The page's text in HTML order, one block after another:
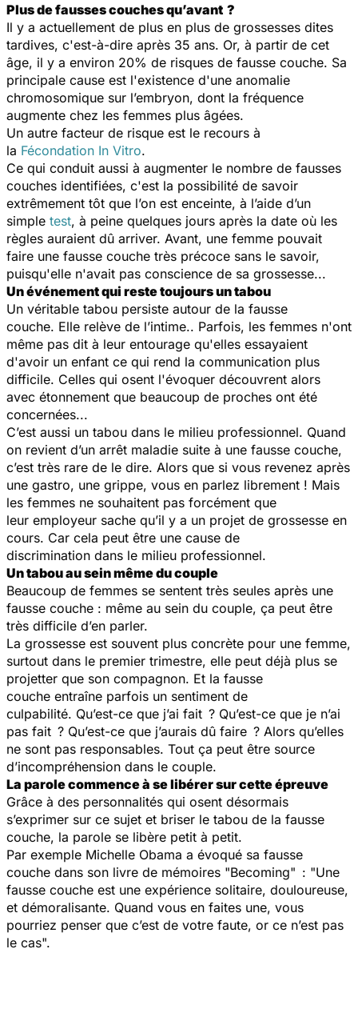
Plus de fausses couches qu’avant ?
Il y a actuellement de plus en plus de grossesses dites
tardives, c'est-à-dire après 35 ans. Or, à partir de cet
âge, il y a environ 20% de risques de fausse couche. Sa
principale cause est l'existence d'une anomalie
chromosomique sur l’embryon, dont la fréquence
augmente chez les femmes plus âgées.
Un autre facteur de risque est le recours à
la Fécondation In Vitro.
Ce qui conduit aussi à augmenter le nombre de fausses
couches identifiées, c'est la possibilité de savoir
extrêmement tôt que l’on est enceinte, à l’aide d’un
simple test, à peine quelques jours après la date où les
règles auraient dû arriver. Avant, une femme pouvait
faire une fausse couche très précoce sans le savoir,
puisqu'elle n'avait pas conscience de sa grossesse...
Un événement qui reste toujours un tabou
Un véritable tabou persiste autour de la fausse
couche. Elle relève de l’intime.. Parfois, les femmes n'ont
même pas dit à leur entourage qu'elles essayaient
d'avoir un enfant ce qui rend la communication plus
difficile. Celles qui osent l'évoquer découvrent alors
avec étonnement que beaucoup de proches ont été
concernées...
C’est aussi un tabou dans le milieu professionnel. Quand
on revient d’un arrêt maladie suite à une fausse couche,
c’est très rare de le dire. Alors que si vous revenez après
une gastro, une grippe, vous en parlez librement ! Mais
les femmes ne souhaitent pas forcément que
leur employeur sache qu’il y a un projet de grossesse en
cours. Car cela peut être une cause de
discrimination dans le milieu professionnel.
Un tabou au sein même du couple
Beaucoup de femmes se sentent très seules après une
fausse couche : même au sein du couple, ça peut être
très difficile d’en parler.
La grossesse est souvent plus concrète pour une femme,
surtout dans le premier trimestre, elle peut déjà plus se
projetter que son compagnon. Et la fausse
couche entraîne parfois un sentiment de
culpabilité. Qu’est-ce que j’ai fait ? Qu’est-ce que je n’ai
pas fait ? Qu’est-ce que j’aurais dû faire ? Alors qu’elles
ne sont pas responsables. Tout ça peut être source
d’incompréhension dans le couple.
La parole commence à se libérer sur cette épreuve
Grâce à des personnalités qui osent désormais
s’exprimer sur ce sujet et briser le tabou de la fausse
couche, la parole se libère petit à petit.
Par exemple Michelle Obama a évoqué sa fausse
couche dans son livre de mémoires "Becoming" : "Une
fausse couche est une expérience solitaire, douloureuse,
et démoralisante. Quand vous en faites une, vous
pourriez penser que c’est de votre faute, or ce n’est pas
le cas".